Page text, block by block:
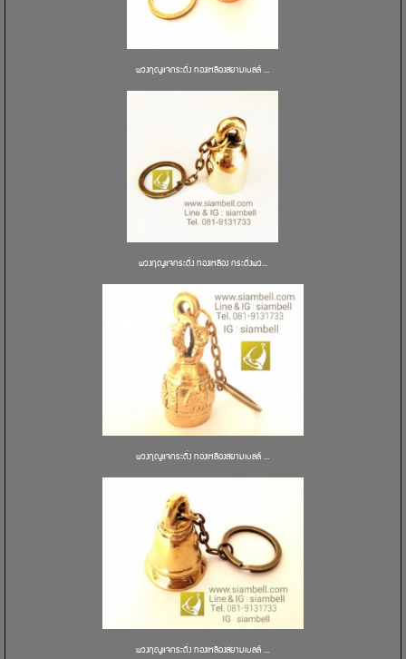
พวงกุญแจกระดิ่ง ทองเหลืองสยามเบลล์ ...
พวงกุญแจกระดิ่ง ทองเหลือง กระดิ่งพว...
พวงกุญแจกระดิ่ง ทองเหลืองสยามเบลล์ ...
พวงกุญแจกระดิ่ง ทองเหลืองสยามเบลล์ ...